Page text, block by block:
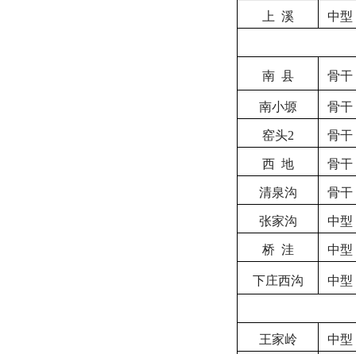
上 溪 中型
南 县 骨干
南小塬 骨干
窑头2 骨干
西 地 骨干
清泉沟 骨干
张家沟 中型
桥 洼 中型
下庄西沟 中型
王家岭 中型